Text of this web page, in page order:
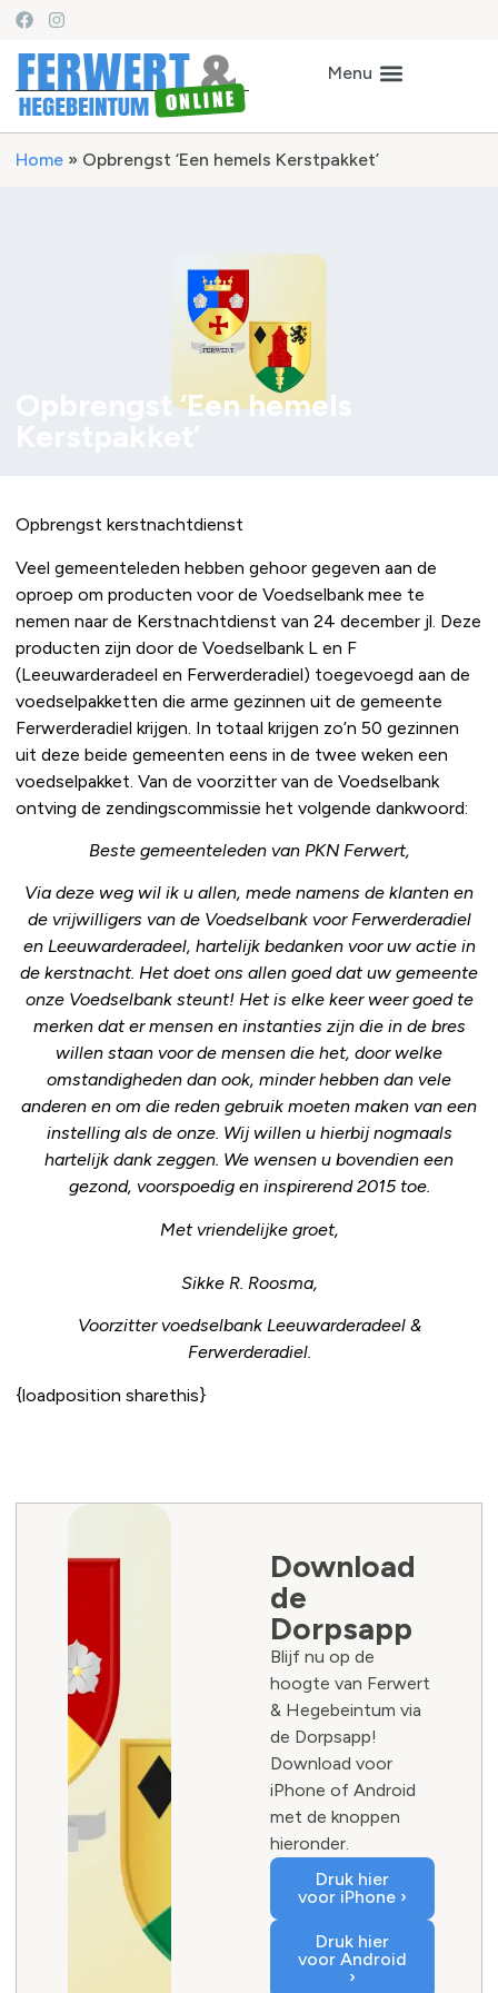
Home » Opbrengst ‘Een hemels Kerstpakket’
Opbrengst ‘Een hemels
Opbrengst kerstnachtdienst
Veel gemeenteleden hebben gehoor gegeven aan de
oproep om producten voor de Voedselbank mee te
nemen naar de Kerstnachtdienst van 24 december jl. Deze
producten zijn door de Voedselbank L en F
(Leeuwarderadeel en Ferwerderadiel) toegevoegd aan de
voedselpakketten die arme gezinnen uit de gemeente
Ferwerderadiel krijgen. In totaal krijgen zo’n 50 gezinnen
uit deze beide gemeenten eens in de twee weken een
voedselpakket. Van de voorzitter van de Voedselbank
ontving de zendingscommissie het volgende dankwoord:
Beste gemeenteleden van PKN Ferwert,
Via deze weg wil ik u allen, mede namens de klanten en
de vrijwilligers van de Voedselbank voor Ferwerderadiel
en Leeuwarderadeel, hartelijk bedanken voor uw actie in
de kerstnacht. Het doet ons allen goed dat uw gemeente
onze Voedselbank steunt! Het is elke keer weer goed te
merken dat er mensen en instanties zijn die in de bres
willen staan voor de mensen die het, door welke
omstandigheden dan ook, minder hebben dan vele
anderen en om die reden gebruik moeten maken van een
instelling als de onze. Wij willen u hierbij nogmaals
hartelijk dank zeggen. We wensen u bovendien een
gezond, voorspoedig en inspirerend 2015 toe.
Met vriendelijke groet,
Sikke R. Roosma,
Voorzitter voedselbank Leeuwarderadeel &
Ferwerderadiel.
{loadposition sharethis}
Download
de
Dorpsapp
Blijf nu op de
hoogte van Ferwert
& Hegebeintum via
de Dorpsapp!
Download voor
iPhone of Android
met de knoppen
hieronder.
Druk hier
voor iPhone ›
Druk hier
voor Android
›